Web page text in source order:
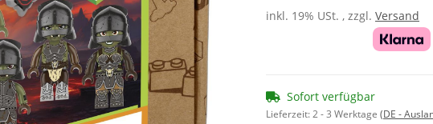
inkl. 19% USt. , zzgl. Versand
Sofort verfügbar
Lieferzeit:2 - 3 Werktage (DE -